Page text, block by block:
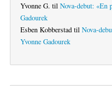
Yvonne G. til Nova-debut: «En
Gadourek
Esben Kobberstad til Nova-
Yvonne Gadourek